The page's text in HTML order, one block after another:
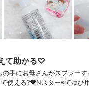
て助かる♡
手にお母さんがスプレー
て使える?❤️Nスター※てゆ